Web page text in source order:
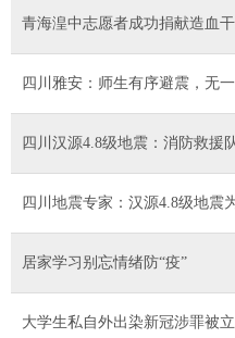
青海湟中志愿者成功捐献造血
四川雅安：师生有序避震，无
四川汉源4.8级地震：消防救援
四川地震专家：汉源4.8级地震
居家学习别忘情绪防“疫”
大学生私自外出染新冠涉罪被